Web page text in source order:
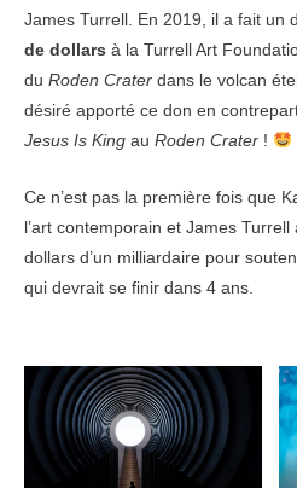
James Turrell. En 2019, il a fait un
de dollars à la Turrell Art
du Roden Crater dans le volcan
désiré apporté ce don en
Jesus Is King au Roden Crater !
Ce n’est pas la première fois que
l’art contemporain et James
dollars d’un milliardaire pour
qui devrait se finir dans 4 ans.